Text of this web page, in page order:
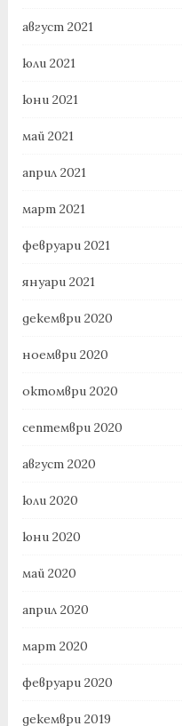
август 2021
юли 2021
юни 2021
май 2021
април 2021
март 2021
февруари 2021
януари 2021
декември 2020
ноември 2020
октомври 2020
септември 2020
август 2020
юли 2020
юни 2020
май 2020
април 2020
март 2020
февруари 2020
декември 2019